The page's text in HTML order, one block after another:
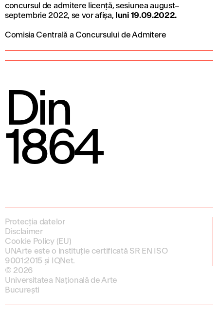
concursul de admitere licență, sesiunea august–
septembrie 2022, se vor afișa, luni 19.09.2022.
Comisia Centrală a Concursuluide Admitere
Din
1864
Protecția datelor
Disclaimer
Cookie Policy (EU)
UNArte este o instituție certificată SR EN ISO
9001:2015 și IQNet.
© 2026
Universitatea Națională de Arte
București